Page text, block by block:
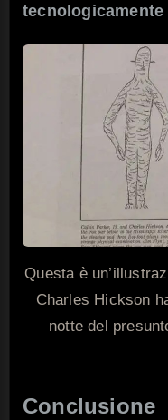
tecnologicamente
Questa è
Charles Hickson
notte del
Conclusione